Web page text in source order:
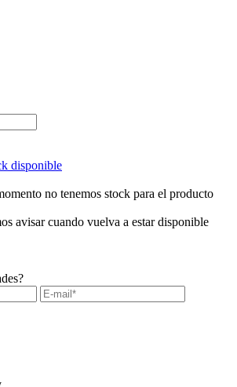
disponible
no tenemos stock para el producto
avisar cuando vuelva a estar disponible